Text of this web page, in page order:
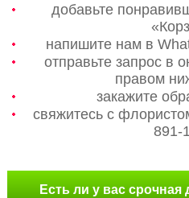
добавьте
напишите нам в
отправьте запрос в
правом
закажите
свяжитесь с
891-
Есть ли у вас срочная